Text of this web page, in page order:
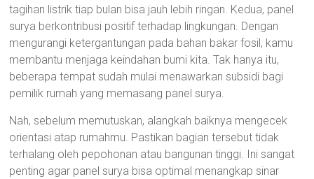
tagihan listrik tiap bulan bisa jauh lebih ringan. Kedua, panel
surya berkontribusi positif terhadap lingkungan. Dengan
mengurangi ketergantungan pada bahan bakar fosil, kamu
membantu menjaga keindahan bumi kita. Tak hanya itu,
beberapa tempat sudah mulai menawarkan subsidi bagi
pemilik rumah yang memasang panel surya.
Nah, sebelum memutuskan, alangkah baiknya mengecek
orientasi atap rumahmu. Pastikan bagian tersebut tidak
terhalang oleh pepohonan atau bangunan tinggi. Ini sangat
penting agar panel surya bisa optimal menangkap sinar